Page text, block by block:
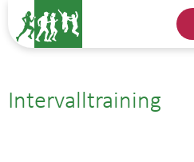
Intervalltraining